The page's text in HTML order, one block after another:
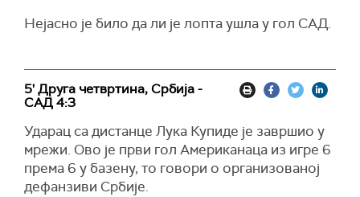
Нејасно је било да ли је лопта ушла у гол САД.
5' Друга четвртина, Србија -
САД 4:3
Ударац са дистанце Лука Купиде је завршио у
мрежи. Ово је први гол Американаца из игре 6
према 6 у базену, то говори о организованој
дефанзиви Србије.